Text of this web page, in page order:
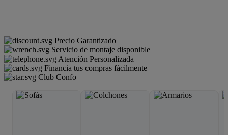
Precio Garantizado
Servicio de montaje disponible
Atención Personalizada
Financia tus compras fácilmente
Club Confo